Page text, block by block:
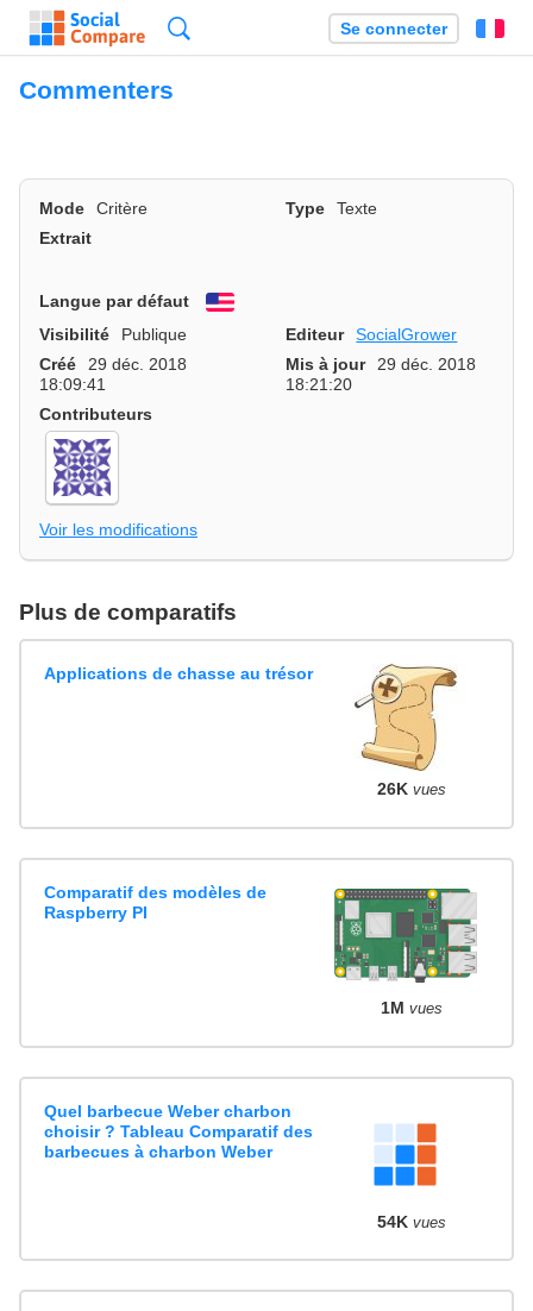
Se connecter
Commenters
Mode Critère Type
Texte
Extrait
Langue par défaut
English
Visibilité
Publique Editeur
SocialGrower
Créé
29 déc. 2018
18:09:41
Mis à jour
29 déc. 2018
18:21:20
Contributeurs
Voir les modifications
Plus de comparatifs
Applications de chasse au trésor
26K vues
Comparatif des modèles de
Raspberry PI
1M vues
Quel barbecue Weber charbon
choisir ? Tableau Comparatif des
barbecues à charbon Weber
54K vues